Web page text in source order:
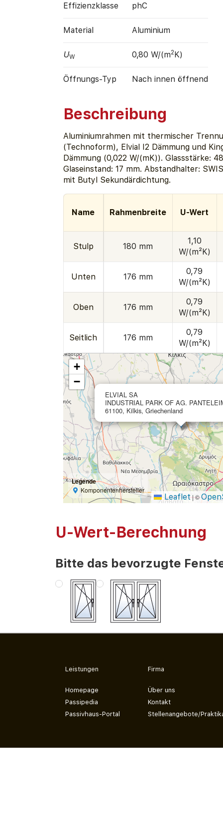
Effizienz­klasse phC
Material Aluminium
UW 0,80 W/(m2K)
Öffnungs-Typ Nach innen öffnend
Beschreibung
Aluminiumrahmen mit thermischer
(Technoform), Elvial I2 Dämmung und
Dämmung (0,022 W/(mK)). Glassstärke:
Glaseinstand: 17 mm. Abstandhalter:
mit Butyl Sekundärdichtung.
Name Rahmenbreite U-Wert
Stulp 180 mm
1,10
W/(m²K)
Unten 176 mm
0,79
W/(m²K)
Oben 176 mm
0,79
W/(m²K)
Seitlich 176 mm
0,79
W/(m²K)
ELVIAL SA
INDUSTRIAL PARK OF AG.
61100, Kilkis, Griechenland
+
−
Legende
Komponentenhersteller
Leaflet |©
U-Wert-Berechnung
Bitte das bevorzugte
Leistungen
Homepage
Passipedia
Passivhaus-Portal
Firma
Über uns
Kontakt
Stellenangebote/